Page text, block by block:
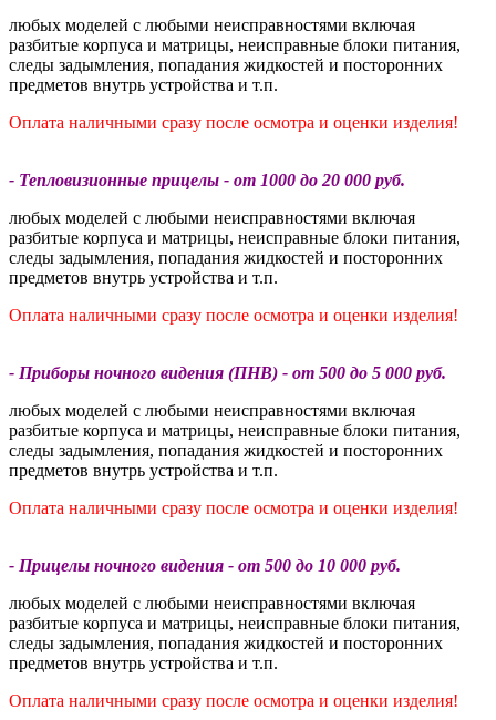
любых моделей с любыми неисправностями включая
разбитые корпуса и матрицы, неисправные блоки питания,
следы задымления, попадания жидкостей и посторонних
предметов внутрь устройства и т.п.
Оплата наличными сразу после осмотра и оценки изделия!
- Тепловизионные прицелы - от 1000 до 20 000 руб.
любых моделей с любыми неисправностями включая
разбитые корпуса и матрицы, неисправные блоки питания,
следы задымления, попадания жидкостей и посторонних
предметов внутрь устройства и т.п.
Оплата наличными сразу после осмотра и оценки изделия!
- Приборы ночного видения (ПНВ) - от 500 до 5 000 руб.
любых моделей с любыми неисправностями включая
разбитые корпуса и матрицы, неисправные блоки питания,
следы задымления, попадания жидкостей и посторонних
предметов внутрь устройства и т.п.
Оплата наличными сразу после осмотра и оценки изделия!
- Прицелы ночного видения - от 500 до 10 000 руб.
любых моделей с любыми неисправностями включая
разбитые корпуса и матрицы, неисправные блоки питания,
следы задымления, попадания жидкостей и посторонних
предметов внутрь устройства и т.п.
Оплата наличными сразу после осмотра и оценки изделия!